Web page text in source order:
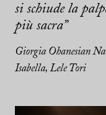
si schiude la
più sacra”
Giorgia Ohanesian
Isabella, Lele Tori